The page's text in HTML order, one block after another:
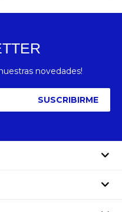
novedades!
SUSCRIBIRME